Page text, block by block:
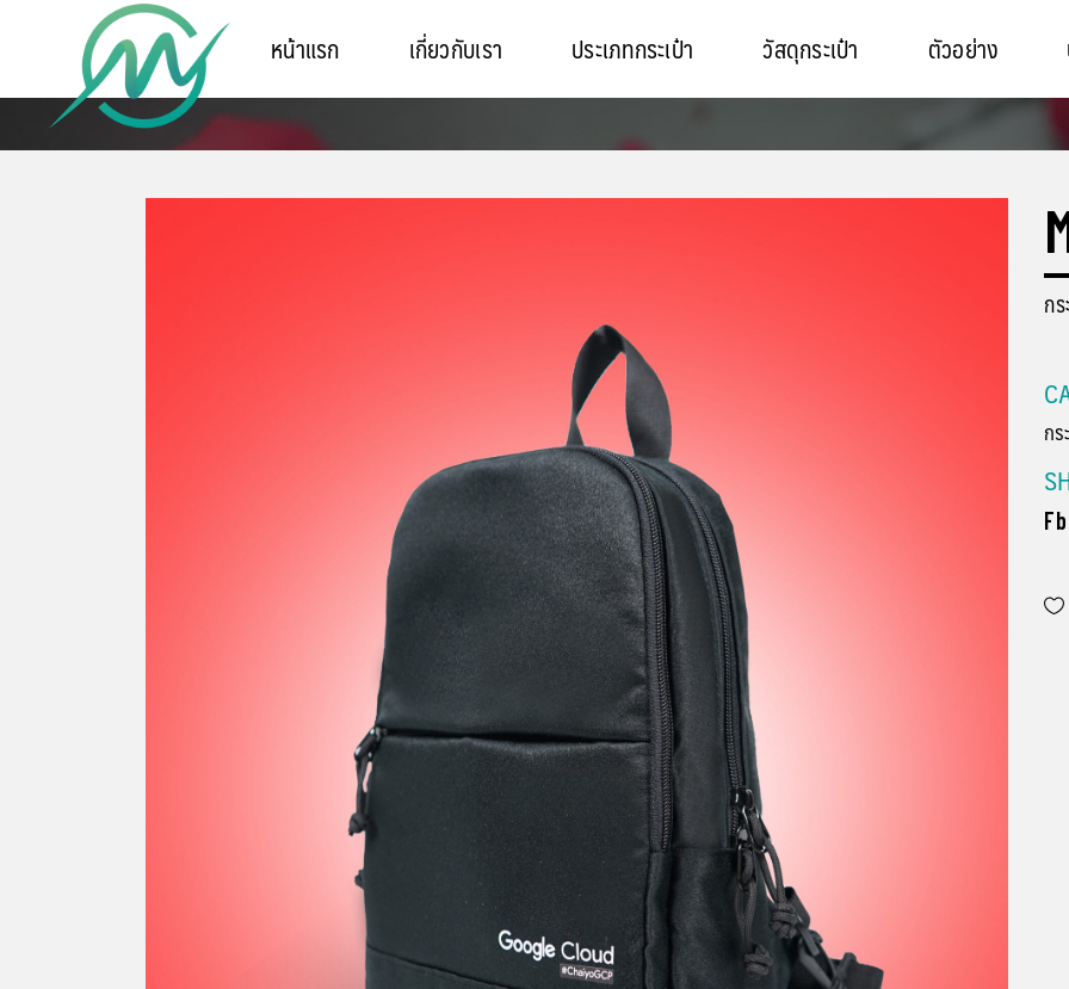
หน้าแรก เกี่ยวกับเรา ประเภทกระเป๋า วัสดุกระเป๋า ตัวอย่าง
ก
กร